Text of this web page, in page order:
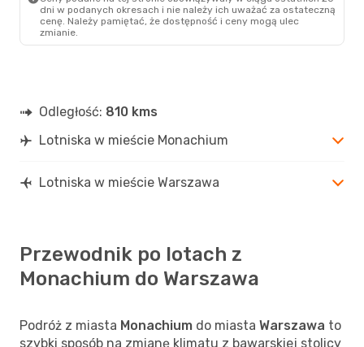
MUC - WAW
Klm Royal Dutch Airlines
1 Przesiadka
WAW- MUC
dni w podanych okresach i nie należy ich uważać za ostateczną
cenę. Należy pamiętać, że dostępność i ceny mogą ulec
zmianie.
Odległość: 810 kms
Lotniska w mieście Monachium
Lotniska w mieście Warszawa
Przewodnik po lotach z
Monachium do Warszawa
Podróż z miasta Monachium do miasta Warszawa to
szybki sposób na zmianę klimatu z bawarskiej stolicy